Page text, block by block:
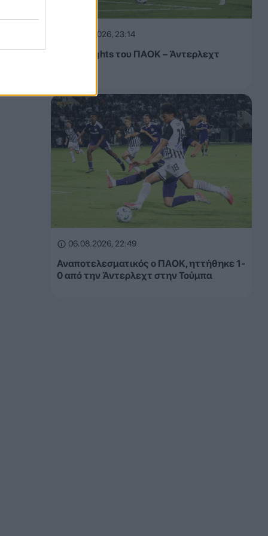
06.08.2026, 23:14
Τα highlights του ΠΑΟΚ – Άντερλεχτ
06.08.2026, 22:49
Αναποτελεσματικός ο ΠΑΟΚ, ηττήθηκε 1-
0 από την Άντερλεχτ στην Τούμπα